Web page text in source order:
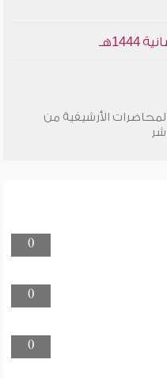
الأرشيفية من
0
0
0